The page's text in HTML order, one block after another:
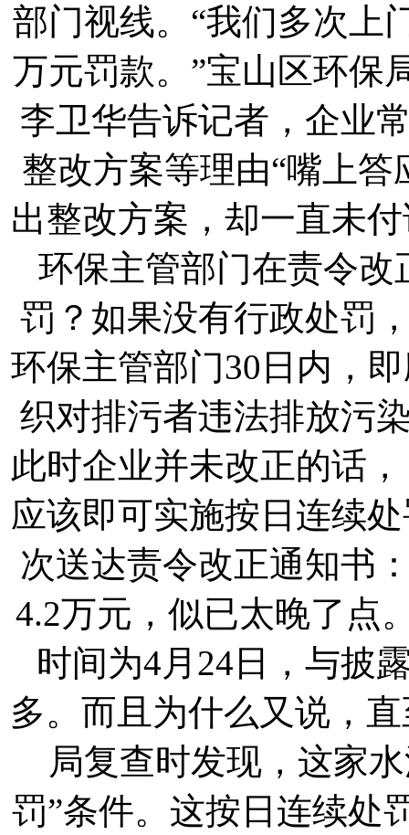
部门视线。“我们多次上
万元罚款。”宝山区环保
李卫华告诉记者，企业
整改方案等理由“嘴上答
出整改方案，却一直未
环保主管部门在责令
罚？如果没有行政处罚
环保主管部门30日内，
织对排污者违法排放污
此时企业并未改正的话
应该即可实施按日连续
次送达责令改正通知书
4.2万元，似已太晚了点
时间为4月24日，与披
多。而且为什么又说，
局复查时发现，这家
罚”条件。这按日连续处